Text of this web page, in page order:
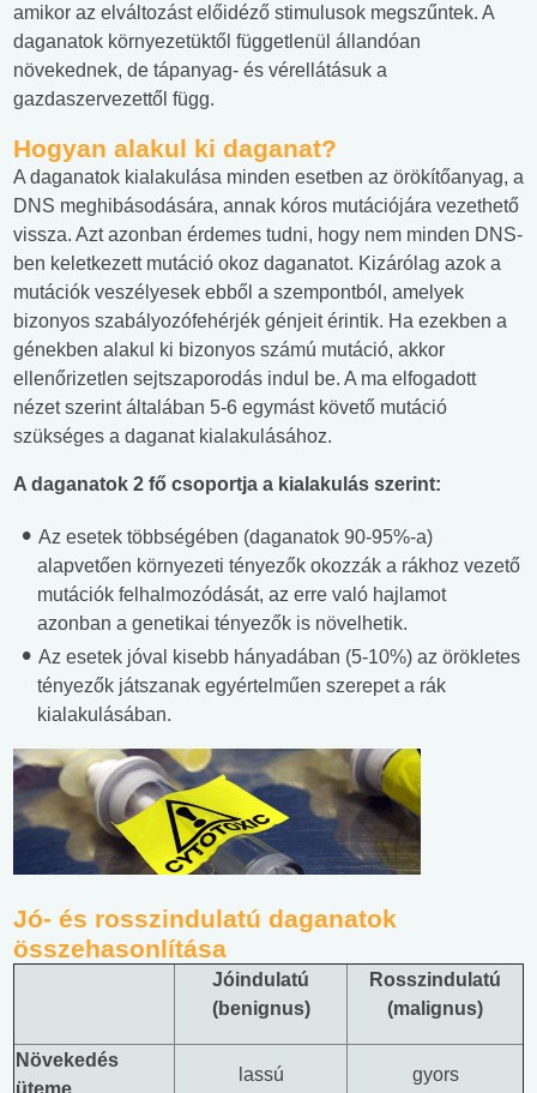
amikor az elváltozást előidéző stimulusok megszűntek. A
daganatok környezetüktől függetlenül állandóan
növekednek, de tápanyag- és vérellátásuk a
gazdaszervezettől függ.
Hogyan alakul ki daganat?
A daganatok kialakulása minden esetben az örökítőanyag, a
DNS meghibásodására, annak kóros mutációjára vezethető
vissza. Azt azonban érdemes tudni, hogy nem minden DNS-
ben keletkezett mutáció okoz daganatot. Kizárólag azok a
mutációk veszélyesek ebből a szempontból, amelyek
bizonyos szabályozófehérjék génjeit érintik. Ha ezekben a
génekben alakul ki bizonyos számú mutáció, akkor
ellenőrizetlen sejtszaporodás indul be. A ma elfogadott
nézet szerint általában 5-6 egymást követő mutáció
szükséges a daganat kialakulásához.
A daganatok 2 fő csoportja a kialakulás szerint:
Az esetek többségében (daganatok 90-95%-a)
alapvetően környezeti tényezők okozzák a rákhoz vezető
mutációk felhalmozódását, az erre való hajlamot
azonban a genetikai tényezők is növelhetik.
Az esetek jóval kisebb hányadában (5-10%) az örökletes
tényezők játszanak egyértelműen szerepet a rák
kialakulásában.
Jó- és rosszindulatú daganatok
összehasonlítása
Jóindulatú
(benignus)
Rosszindulatú
(malignus)
Növekedés
üteme
lassú gyors